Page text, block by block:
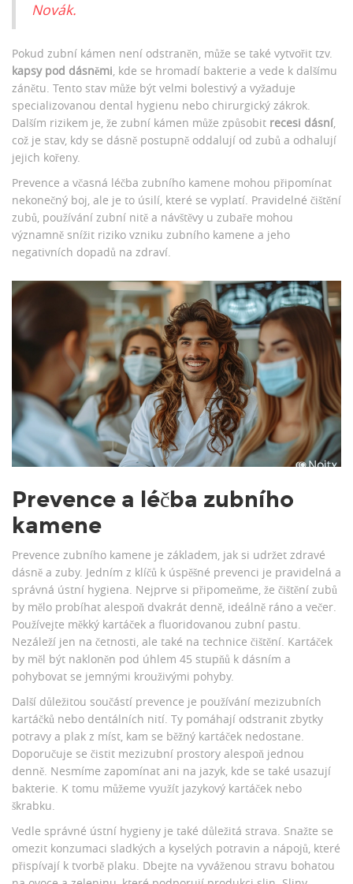
Novák.
Pokud zubní kámen není odstraněn, může se také vytvořit tzv.
kapsy pod dásněmi, kde se hromadí bakterie a vede k dalšímu
zánětu. Tento stav může být velmi bolestivý a vyžaduje
specializovanou dental hygienu nebo chirurgický zákrok.
Dalším rizikem je, že zubní kámen může způsobit recesi dásní,
což je stav, kdy se dásně postupně oddalují od zubů a odhalují
jejich kořeny.
Prevence a včasná léčba zubního kamene mohou připomínat
nekonečný boj, ale je to úsilí, které se vyplatí. Pravidelné čištění
zubů, používání zubní nitě a návštěvy u zubaře mohou
významně snížit riziko vzniku zubního kamene a jeho
negativních dopadů na zdraví.
Prevence a léčba zubního
kamene
Prevence zubního kamene je základem, jak si udržet zdravé
dásně a zuby. Jedním z klíčů k úspěšné prevenci je pravidelná a
správná ústní hygiena. Nejprve si připomeňme, že čištění zubů
by mělo probíhat alespoň dvakrát denně, ideálně ráno a večer.
Používejte měkký kartáček a fluoridovanou zubní pastu.
Nezáleží jen na četnosti, ale také na technice čištění. Kartáček
by měl být nakloněn pod úhlem 45 stupňů k dásním a
pohybovat se jemnými krouživými pohyby.
Další důležitou součástí prevence je používání mezizubních
kartáčků nebo dentálních nití. Ty pomáhají odstranit zbytky
potravy a plak z míst, kam se běžný kartáček nedostane.
Doporučuje se čistit mezizubní prostory alespoň jednou
denně. Nesmíme zapomínat ani na jazyk, kde se také usazují
bakterie. K tomu můžeme využít jazykový kartáček nebo
škrabku.
Vedle správné ústní hygieny je také důležitá strava. Snažte se
omezit konzumaci sladkých a kyselých potravin a nápojů, které
přispívají k tvorbě plaku. Dbejte na vyváženou stravu bohatou